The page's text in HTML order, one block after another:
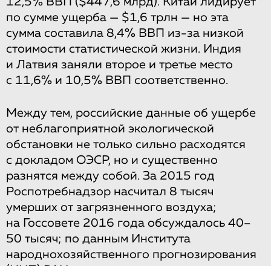
по сумме ущерба — $1,6 трлн — но эта
сумма составила 8,4% ВВП из-за низкой
стоимости статистической жизни. Индия
и Латвия заняли второе и третье место
с 11,6% и 10,5% ВВП соответственно.
Между тем, российские данные об ущербе
от неблагоприятной экологической
обстановки не только сильно расходятся
с докладом ОЭСР, но и существенно
разнятся между собой. За 2015 год
Роспотребнадзор насчитал 8 тысяч
умерших от загрязненного воздуха;
на Госсовете 2016 года обсуждалось 40–
50 тысяч; по данным Института
народнохозяйственного прогнозирования